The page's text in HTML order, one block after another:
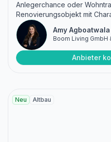
Anlegerchance oder
Renovierungsobjekt mit
Amy Agboatwala
Boom Living GmbH
Anbieter
Neu Altbau